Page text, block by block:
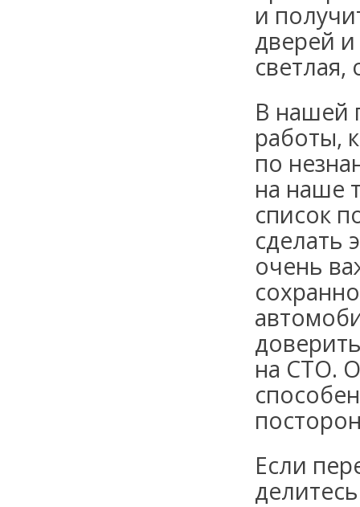
и
дверей
светлая,
В нашей
работы,
по
на наше
список
сделать
очень
на СТО.
Если